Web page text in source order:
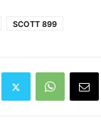
SCOTT 899